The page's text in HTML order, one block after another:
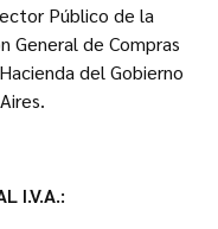
Público de la
General de Compras
del Gobierno
I.V.A.: